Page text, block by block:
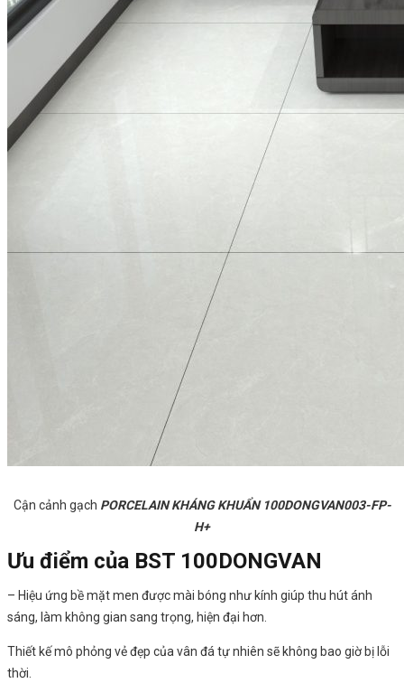
Cận cảnh gạch PORCELAIN KHÁNG KHUẨN 100DONGVAN003-FP-
H+
Ưu điểm của BST 100DONGVAN
– Hiệu ứng bề mặt men được mài bóng như kính giúp thu hút ánh
sáng, làm không gian sang trọng, hiện đại hơn.
Thiết kế mô phỏng vẻ đẹp của vân đá tự nhiên sẽ không bao giờ bị lỗi
thời.